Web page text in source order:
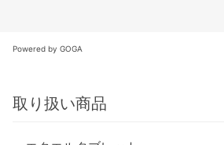
Powered by GOGA
取り扱い商品